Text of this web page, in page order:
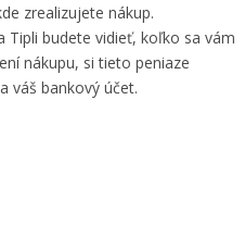
zrealizujete nákup.
Tipli budete vidieť, koľko sa vám
nákupu, si tieto peniaze
váš bankový účet.